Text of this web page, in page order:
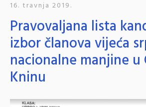
16. travnja 2019.
Pravovaljana lista
izbor članova vijeća
nacionalne manjine u
Kninu